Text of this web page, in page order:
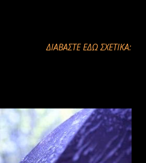
ΔΙΑΒΑΣΤΕ ΕΔΩ ΣΧΕΤΙΚΑ: